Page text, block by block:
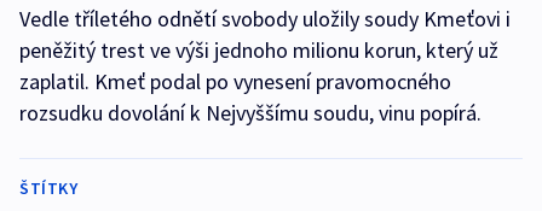
Vedle tříletého odnětí svobody uložily soudy Kmeťovi i
peněžitý trest ve výši jednoho milionu korun, který už
zaplatil. Kmeť podal po vynesení pravomocného
rozsudku dovolání k Nejvyššímu soudu, vinu popírá.
ŠTÍTKY